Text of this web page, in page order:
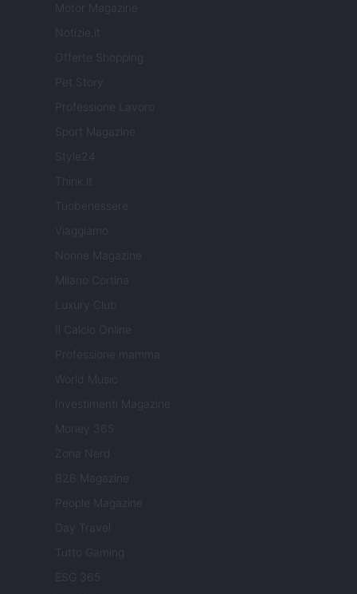
Motor Magazine
Notizie.it
Offerte Shopping
Pet Story
Professione Lavoro
Sport Magazine
Style24
Think.it
Tuobenessere
Viaggiamo
Nonne Magazine
Milano Cortina
Luxury Club
Il Calcio Online
Professione mamma
World Music
Investimenti Magazine
Money 365
Zona Nerd
B2B Magazine
People Magazine
Day Travel
Tutto Gaming
ESG 365